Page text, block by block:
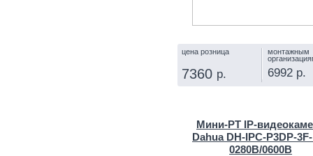
цена розница
7360 р.
монтажным
6992 р.
Мини-PT IP-
Dahua DH-IPC-P3DP-
0280B/0600B